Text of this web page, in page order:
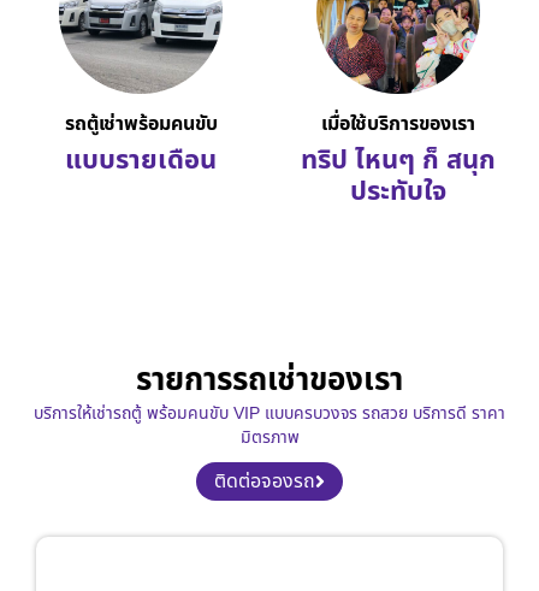
รถตู้เช่าพร้อมคนขับ
แบบรายเดือน
เมื่อใช้บริการของเรา
ทริป ไหนๆ ก็ สนุก
ประทับใจ
รายการรถเช่าของเรา
บริการให้เช่ารถตู้ พร้อมคนขับ VIP แบบครบวงจร รถสวย บริการดี ราคา
มิตรภาพ
ติดต่อจองรถ